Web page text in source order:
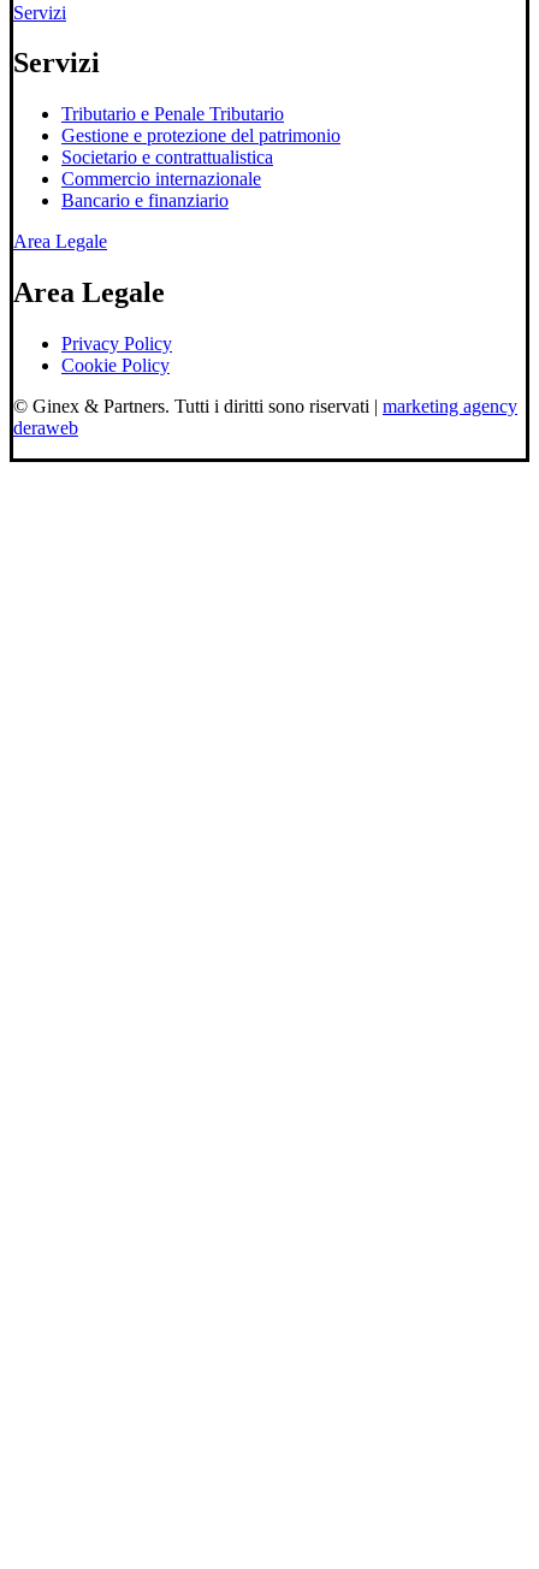
Servizi
Servizi
Tributario e Penale Tributario
Gestione e protezione del patrimonio
Societario e contrattualistica
Commercio internazionale
Bancario e finanziario
Area Legale
Area Legale
Privacy Policy
Cookie Policy
© Ginex & Partners. Tutti i diritti sono riservati | marketing agency
deraweb